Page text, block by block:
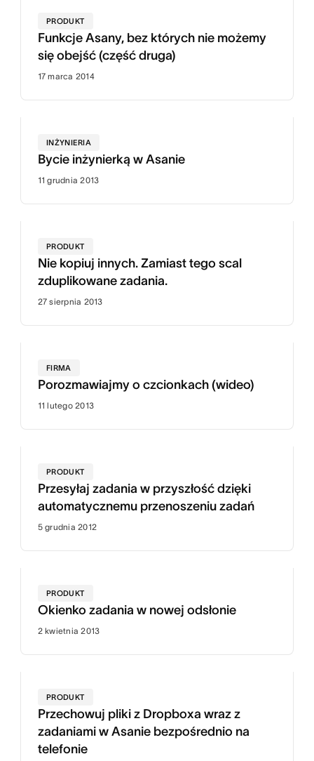
PRODUKT
Funkcje Asany, bez których nie możemy
się obejść (część druga)
17 marca 2014
INŻYNIERIA
Bycie inżynierką w Asanie
11 grudnia 2013
PRODUKT
Nie kopiuj innych. Zamiast tego scal
zduplikowane zadania.
27 sierpnia 2013
FIRMA
Porozmawiajmy o czcionkach (wideo)
11 lutego 2013
PRODUKT
Przesyłaj zadania w przyszłość dzięki
automatycznemu przenoszeniu zadań
5 grudnia 2012
PRODUKT
Okienko zadania w nowej odsłonie
2 kwietnia 2013
PRODUKT
Przechowuj pliki z Dropboxa wraz z
zadaniami w Asanie bezpośrednio na
telefonie